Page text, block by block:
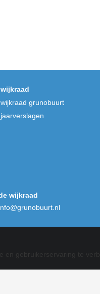
wijkraad
wijkraad grunobuurt
jaarverslagen
wijkraad
gebruikerservaring te